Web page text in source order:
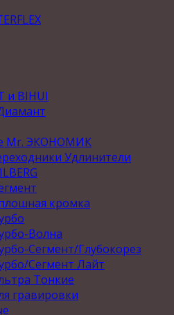
и BIHUI
Mr. ЭКОНОМИК
Удлинители
кромка
Волна
Сегмент/Глубокорез
Сегмент Лайт
Тонкие
гравировки